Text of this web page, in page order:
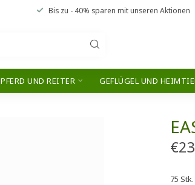
Bis zu - 40% sparen mit unseren Aktionen
PFERD UND REITER GEFLÜGEL UND
75